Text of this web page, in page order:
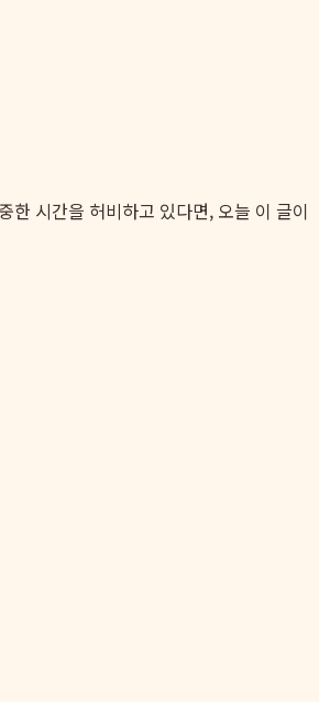
한 시간을 허비하고 있다면, 오늘 이 글이